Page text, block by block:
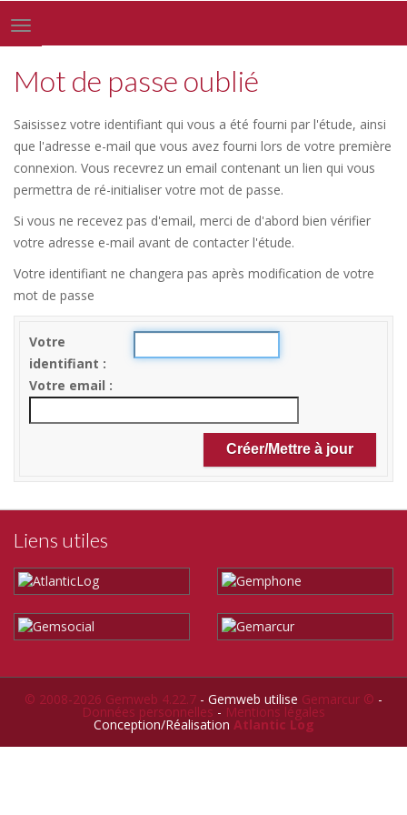
Toggle
navigation
Mot de passe oublié
Saisissez votre identifiant qui vous a été fourni par l'étude, ainsi
que l'adresse e-mail que vous avez fourni lors de votre première
connexion. Vous recevrez un email contenant un lien qui vous
permettra de ré-initialiser votre mot de passe.
Si vous ne recevez pas d'email, merci de d'abord bien vérifier
votre adresse e-mail avant de contacter l'étude.
Votre identifiant ne changera pas après modification de votre
mot de passe
Votre
identifiant
Votre email
Liens utiles
© 2008-2026 Gemweb 4.22.7 - Gemweb utilise Gemarcur © -
Données personnelles - Mentions légales
Conception/Réalisation Atlantic Log